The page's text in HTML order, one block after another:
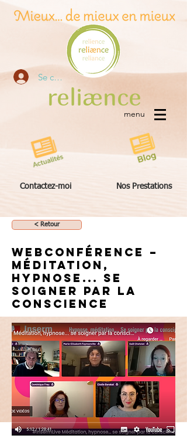
Se connecter
reliænce
menu
Contactez-moi Nos Prestations
< Retour
Webconférence –
Méditation,
hypnose... se
soigner par la
conscience